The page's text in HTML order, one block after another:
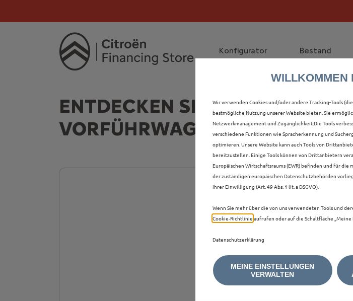
Konfigurator Bestand
ENTDECKEN SIE ALLE NEUER
VORFÜHRWAGEN IN
WILLKOMMEN
Wir verwenden Cookies und/oder andere Tracking-Tools
bestmögliche Nutzung unserer Website bieten. Sie
Netzwerkmanagement und Zugänglichkeit.Die Tools
verschiedene Funktionen wie Spracherkennung und
optimieren. Unsere Website kann auch Tools von
bereitzustellen. Einige Tools können von Drittanbietern
Europäischen Wirtschaftsraums (EWR) befinden und für
der zuständigen europäischen Datenschutzbehörden
Ihrer Einwilligung (Art. 49 Abs. 1 lit. a DSGVO).
Wenn Sie mehr über die von uns verwendeten Tools und
Cookie‑Richtlinie aufrufen oder auf die Schaltfläche
Datenschutzerklärung
MEINE EINSTELLUNGEN
VERWALTEN